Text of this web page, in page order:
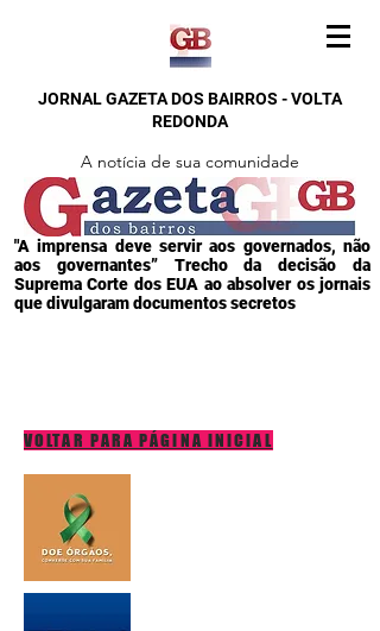
JORNAL GAZETA DOS BAIRROS - VOLTA
REDONDA
A notícia de sua comunidade
"A imprensa deve servir aos governados, não
aos governantes” Trecho da decisão da
Suprema Corte dos EUA ao absolver os jornais
que divulgaram documentos secretos
VOLTAR PARA PÁGINA INICIAL